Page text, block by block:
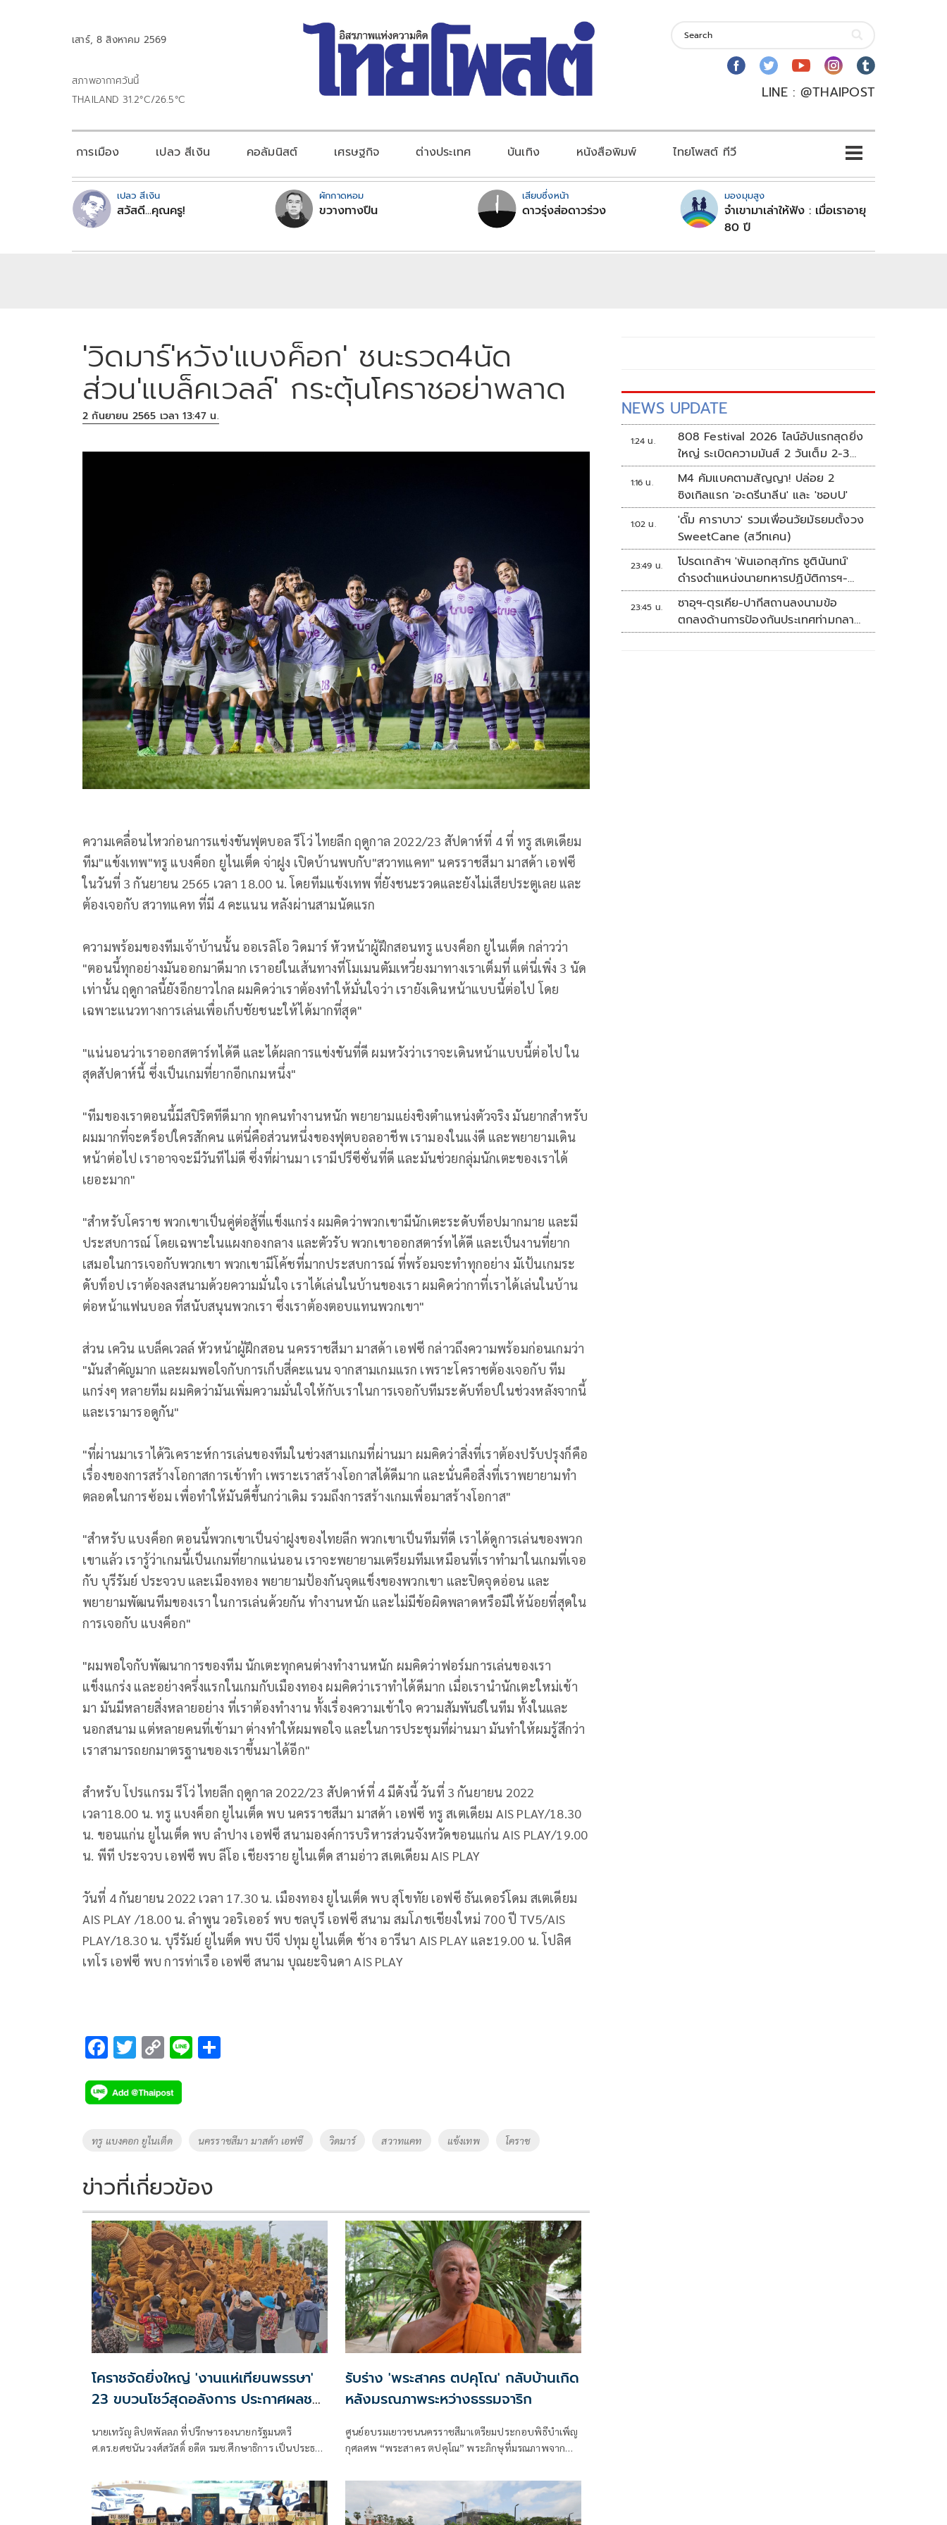
เสาร์, 8 สิงหาคม 2569
สภาพอากาศวันนี้
THAILAND 31.2°C/26.5°C
LINE : @THAIPOST
การเมือง เปลว สีเงิน คอลัมนิสต์ เศรษฐกิจ ต่างประเทศ บันเทิง หนังสือพิมพ์ ไทยโพสต์ ทีวี
เปลว สีเงิน
สวัสดี...คุณครู!
ผักกาดหอม
ขวางทางปืน
เสียบซึ่งหน้า
ดาวรุ่งส่อดาวร่วง
มองมุมสูง
จำเขามาเล่าให้ฟัง : เมื่อเราอายุ
80 ปี
'วิดมาร์'หวัง'แบงค็อก' ชนะรวด4นัด
ส่วน'แบล็คเวลล์' กระตุ้นโคราชอย่าพลาด
2 กันยายน 2565 เวลา 13:47 น.
ความเคลื่อนไหวก่อนการแข่งขันฟุตบอล รีโว่ ไทยลีก ฤดูกาล 2022/23 สัปดาห์ที่ 4 ที่ ทรู สเตเดียม
ทีม"แข้งเทพ"ทรู แบงค็อก ยูไนเต็ด จ่าฝูง เปิดบ้านพบกับ"สวาทแคท" นครราชสีมา มาสด้า เอฟซี
ในวันที่ 3 กันยายน 2565 เวลา 18.00 น. โดยทีมแข้งเทพ ที่ยังชนะรวดและยังไม่เสียประตูเลย และ
ต้องเจอกับ สวาทแคท ที่มี 4 คะแนน หลังผ่านสามนัดแรก
ความพร้อมของทีมเจ้าบ้านนั้น ออเรลิโอ วิดมาร์ หัวหน้าผู้ฝึกสอนทรู แบงค็อก ยูไนเต็ด กล่าวว่า
"ตอนนี้ทุกอย่างมันออกมาดีมาก เราอย่ในเส้นทางที่โมเมนตัมเหวี่ยงมาทางเราเต็มที่ แต่นี่เพิ่ง 3 นัด
เท่านั้น ฤดูกาลนี้ยังอีกยาวไกล ผมคิดว่าเราต้องทำให้มั่นใจว่า เรายังเดินหน้าแบบนี้ต่อไป โดย
เฉพาะแนวทางการเล่นเพื่อเก็บชัยชนะให้ได้มากที่สุด"
"แน่นอนว่าเราออกสตาร์ทได้ดี และได้ผลการแข่งขันที่ดี ผมหวังว่าเราจะเดินหน้าแบบนี้ต่อไป ใน
สุดสัปดาห์นี้ ซึ่งเป็นเกมที่ยากอีกเกมหนึ่ง"
"ทีมของเราตอนนี้มีสปิริตทีดีมาก ทุกคนทำงานหนัก พยายามแย่งชิงตำแหน่งตัวจริง มันยากสำหรับ
ผมมากที่จะดร็อปใครสักคน แต่นี่คือส่วนหนึ่งของฟุตบอลอาชีพ เรามองในแง่ดี และพยายามเดิน
หน้าต่อไป เราอาจจะมีวันทีไม่ดี ซึ่งที่ผ่านมา เรามีปรีซีซั่นที่ดี และมันช่วยกลุ่มนักเตะของเราได้
เยอะมาก"
"สำหรับโคราช พวกเขาเป็นคู่ต่อสู้ที่แข็งแกร่ง ผมคิดว่าพวกเขามีนักเตะระดับท็อปมากมาย และมี
ประสบการณ์ โดยเฉพาะในแผงกองกลาง และตัวรับ พวกเขาออกสตาร์ทได้ดี และเป็นงานที่ยาก
เสมอในการเจอกับพวกเขา พวกเขามีโค้ชที่มากประสบการณ์ ที่พร้อมจะทำทุกอย่าง มัเป้นเกมระ
ดับท็อป เราต้องลงสนามด้วยความมั่นใจ เราได้เล่นในบ้านของเรา ผมคิดว่ากาที่เราได้เล่นในบ้าน
ต่อหน้าแฟนบอล ที่สนับสนุนพวกเรา ซึ่งเราต้องตอบแทนพวกเขา"
ส่วน เควิน แบล็คเวลล์ หัวหน้าผู้ฝึกสอน นครราชสีมา มาสด้า เอฟซี กล่าวถึงความพร้อมก่อนเกมว่า
"มันสำคัญมาก และผมพอใจกับการเก็บสี่คะแนน จากสามเกมแรก เพราะโคราชต้องเจอกับ ทีม
แกร่งๆ หลายทีม ผมคิดว่ามันเพิ่มความมั่นใจให้กับเราในการเจอกับทีมระดับท็อปในช่วงหลังจากนี้
และเรามารอดูกัน"
"ที่ผ่านมาเราได้วิเคราะห์การเล่นของทีมในช่วงสามเกมที่ผ่านมา ผมคิดว่าสิ่งที่เราต้องปรับปรุงก็คือ
เรื่องของการสร้างโอกาสการเข้าทำ เพราะเราสร้างโอกาสได้ดีมาก และนั่นคือสิ่งที่เราพยายามทำ
ตลอดในการซ้อม เพื่อทำให้มันดีขึ้นกว่าเดิม รวมถึงการสร้างเกมเพื่อมาสร้างโอกาส"
"สำหรับ แบงค็อก ตอนนี้พวกเขาเป็นจ่าฝูงของไทยลีก พวกเขาเป็นทีมที่ดี เราได้ดูการเล่นของพวก
เขาแล้ว เรารู้ว่าเกมนี้เป็นเกมที่ยากแน่นอน เราจะพยายามเตรียมทีมเหมือนที่เราทำมาในเกมที่เจอ
กับ บุรีรัมย์ ประจวบ และเมืองทอง พยายามป้องกันจุดแข็งของพวกเขา และปิดจุดอ่อน และ
พยายามพัฒนทีมของเรา ในการเล่นด้วยกัน ทำงานหนัก และไม่มีข้อผิดพลาดหรือมีให้น้อยที่สุดใน
การเจอกับ แบงค็อก"
"ผมพอใจกับพัฒนาการของทีม นักเตะทุกคนต่างทำงานหนัก ผมคิดว่าฟอร์มการเล่นของเรา
แข็งแกร่ง และอย่างครึ่งแรกในเกมกับเมืองทอง ผมคิดว่าเราทำได้ดีมาก เมื่อเรานำนักเตะใหม่เข้า
มา มันมีหลายสิ่งหลายอย่าง ที่เราต้องทำงาน ทั้งเรื่องความเข้าใจ ความสัมพันธ์ในทีม ทั้งในและ
นอกสนาม แต่หลายคนที่เข้ามา ต่างทำให้ผมพอใจ และในการประชุมที่ผ่านมา มันทำให้ผมรู้สึกว่า
เราสามารถยกมาตรฐานของเราขึ้นมาได้อีก"
สำหรับ โปรแกรม รีโว่ ไทยลีก ฤดูกาล 2022/23 สัปดาห์ที่ 4 มีดังนี้ วันที่ 3 กันยายน 2022
เวลา18.00 น. ทรู แบงค็อก ยูไนเต็ด พบ นครราชสีมา มาสด้า เอฟซี ทรู สเตเดียม AIS PLAY/18.30
น. ขอนแก่น ยูไนเต็ด พบ ลำปาง เอฟซี สนามองค์การบริหารส่วนจังหวัดขอนแก่น AIS PLAY/19.00
น. พีที ประจวบ เอฟซี พบ ลีโอ เชียงราย ยูไนเต็ด สามอ่าว สเตเดียม AIS PLAY
วันที่ 4 กันยายน 2022 เวลา 17.30 น. เมืองทอง ยูไนเต็ด พบ สุโขทัย เอฟซี ธันเดอร์โดม สเตเดียม
AIS PLAY /18.00 น. ลำพูน วอริเออร์ พบ ชลบุรี เอฟซี สนาม สมโภชเชียงใหม่ 700 ปี TV5/AIS
PLAY/18.30 น. บุรีรัมย์ ยูไนต็ด พบ บีจี ปทุม ยูไนเต็ด ช้าง อารีนา AIS PLAY และ19.00 น. โปลิศ
เทโร เอฟซี พบ การท่าเรือ เอฟซี สนาม บุณยะจินดา AIS PLAY
F
e
b
o
k
T
tt
er
C
p
y
Li
k
Li
Tags
ทรู แบงคอก ยูไนเต็ด นครราชสีมา มาสด้า เอฟซี วิดมาร์ สวาทแคท แข้งเทพ โคราช
ข่าวที่เกี่ยวข้อง
โคราชจัดยิ่งใหญ่ 'งานแห่เทียนพรรษา'
23 ขบวนโชว์สุดอลังการ ประกาศผลชนะ
นายเทวัญ ลิปตพัลลภ ที่ปรึกษารองนายกรัฐมนตรี
ศ.ดร.ยศชนัน วงศ์สวัสดิ์ อดีต รมช.ศึกษาธิการ เป็นประธาน
ประจำปี 2569 ภายใต้ชื่องาน “พุทธศิลป์ และแสงธรรม
แห่งศรัทธา” ชิงถ้วยพระราชทาน สมเด็จพระกนิษฐาธิราช
เจ้า
รับร่าง 'พระสาคร ตปคุโณ' กลับบ้านเกิด
หลังมรณภาพระหว่างธรรมจาริก
ศูนย์อบรมเยาวชนนครราชสีมาเตรียมประกอบพิธีบำเพ็ญ
กุศลศพ “พระสาคร ตปคุโณ” พระภิกษุที่มรณภาพจาก
NEWS UPDATE
1:24 น.
808 Festival 2026 ไลน์อัปแรกสุดยิ่ง
ใหญ่ ระเบิดความมันส์ 2 วันเต็ม 2-3
ต.ค.นี้
1:16 น.
M4 คัมแบคตามสัญญา! ปล่อย 2
ซิงเกิลแรก 'อะดรีนาลีน' และ 'ชอบU'
1:02 น.
'ดั๊ม คาราบาว' รวมเพื่อนวัยมัธยมตั้งวง
SweetCane (สวีทเคน)
23:49 น.
โปรดเกล้าฯ 'พันเอกสุภัทร ชูตินันทน์'
ดำรงตำแหน่งนายทหารปฏิบัติการฯ-
พระราชทานยศ 'พลตรี'
23:45 น.
ซาอุฯ-ตุรเคีย-ปากีสถานลงนามข้อ
ตกลงด้านการป้องกันประเทศท่ามกลาง
สงครามในภูมิภาค